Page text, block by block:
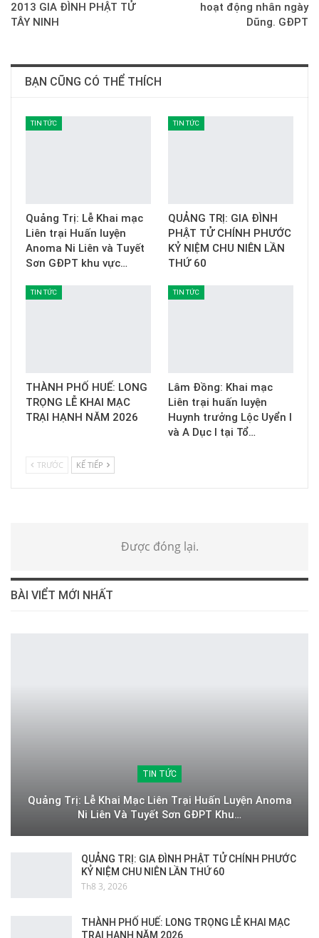
2013 GIA ĐÌNH PHẬT TỬ
TÂY NINH
hoạt động nhân ngày
Dũng. GĐPT
BẠN CŨNG CÓ THỂ THÍCH
TIN TỨC
Quảng Trị: Lễ Khai mạc
Liên trại Huấn luyện
Anoma Ni Liên và Tuyết
Sơn GĐPT khu vực…
TIN TỨC
QUẢNG TRỊ: GIA ĐÌNH
PHẬT TỬ CHÍNH PHƯỚC
KỶ NIỆM CHU NIÊN LẦN
THỨ 60
TIN TỨC
THÀNH PHỐ HUẾ: LONG
TRỌNG LỄ KHAI MẠC
TRẠI HẠNH NĂM 2026
TIN TỨC
Lâm Đồng: Khai mạc
Liên trại huấn luyện
Huynh trưởng Lộc Uyển I
và A Dục I tại Tổ…
TRƯỚC KẾ TIẾP
Được đóng lại.
BÀI VIỂT MỚI NHẤT
TIN TỨC
Quảng Trị: Lễ Khai Mạc Liên Trại Huấn Luyện Anoma
Ni Liên Và Tuyết Sơn GĐPT Khu…
QUẢNG TRỊ: GIA ĐÌNH PHẬT TỬ CHÍNH PHƯỚC
KỶ NIỆM CHU NIÊN LẦN THỨ 60
Th8 3, 2026
THÀNH PHỐ HUẾ: LONG TRỌNG LỄ KHAI MẠC
TRẠI HẠNH NĂM 2026